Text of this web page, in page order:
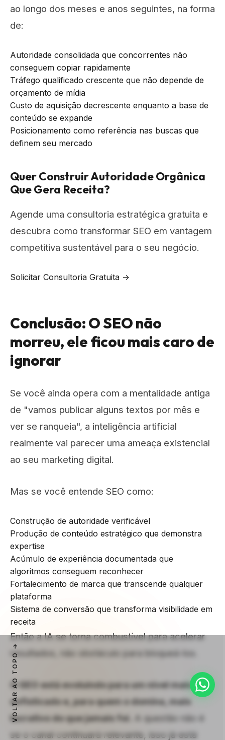
VOLTAR AO TOPO
ao longo dos meses e anos seguintes, na forma
de:
Autoridade consolidada que concorrentes não
conseguem copiar rapidamente
Tráfego qualificado crescente que não depende de
orçamento de mídia
Custo de aquisição decrescente enquanto a base de
conteúdo se expande
Posicionamento como referência nas buscas que
definem seu mercado
Quer Construir Autoridade Orgânica
Que Gera Receita?
Agende uma consultoria estratégica gratuita e
descubra como transformar SEO em vantagem
competitiva sustentável para o seu negócio.
Solicitar Consultoria Gratuita →
Conclusão: O SEO não
morreu, ele ficou mais caro de
ignorar
Se você ainda opera com a mentalidade antiga
de "vamos publicar alguns textos por mês e
ver se ranqueia", a inteligência artificial
realmente vai parecer uma ameaça existencial
ao seu marketing digital.
Mas se você entende SEO como:
Construção de autoridade verificável
Produção de conteúdo estratégico que demonstra
expertise
Acúmulo de experiência documentada que
algoritmos conseguem reconhecer
Fortalecimento de marca que transcende qualquer
plataforma
Sistema de conversão que transforma visibilidade em
receita
Então a IA se torna combustível para acelerar
resultados, não obstáculo para bloqueá-los.
O SEO está evoluindo para um nível mais
sofisticado e, para quem o domina, mais
lucrativo do que jamais foi.
A questão não é
se o canal continuará relevante, isso já está